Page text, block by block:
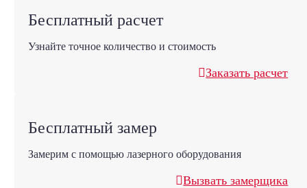
Бесплатный расчет
Узнайте точное количество и стоимость
Заказать расчет
Бесплатный замер
Замерим с помощью лазерного оборудования
Вызвать замерщика